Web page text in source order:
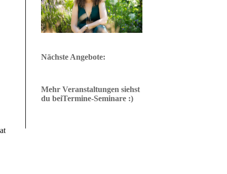
Nächste Angebote:
Mehr Veranstaltungen siehst
du beiTermine-Seminare :)